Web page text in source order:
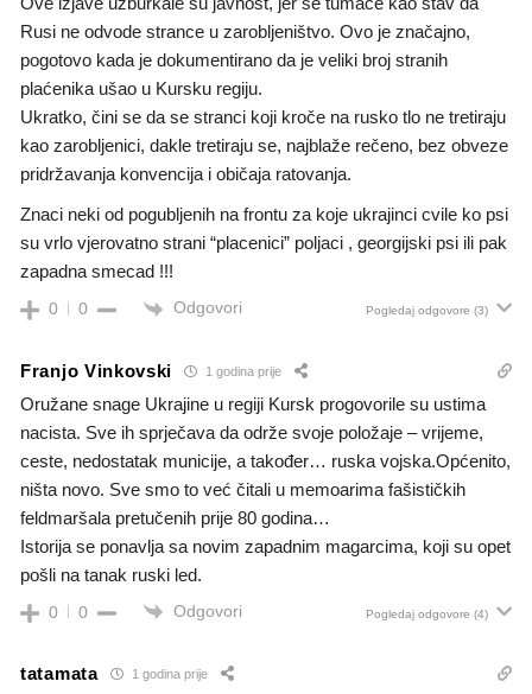
Rusi ne odvode strance u zarobljeništvo. Ovo je značajno,
pogotovo kada je dokumentirano da je veliki broj stranih
plaćenika ušao u Kursku regiju.
Ukratko, čini se da se stranci koji kroče na rusko tlo ne tretiraju
kao zarobljenici, dakle tretiraju se, najblaže rečeno, bez obveze
pridržavanja konvencija i običaja ratovanja.
Znaci neki od pogubljenih na frontu za koje ukrajinci cvile ko psi
su vrlo vjerovatno strani “placenici” poljaci , georgijski psi ili pak
zapadna smecad !!!
0 0 Odgovori Pogledaj odgovore (3)
Franjo Vinkovski 1 godina prije
Oružane snage Ukrajine u regiji Kursk progovorile su ustima
nacista. Sve ih sprječava da održe svoje položaje – vrijeme,
ceste, nedostatak municije, a također… ruska vojska.Općenito,
ništa novo. Sve smo to već čitali u memoarima fašističkih
feldmaršala pretučenih prije 80 godina…
Istorija se ponavlja sa novim zapadnim magarcima, koji su opet
pošli na tanak ruski led.
0 0 Odgovori Pogledaj odgovore (4)
tatamata 1 godina prije